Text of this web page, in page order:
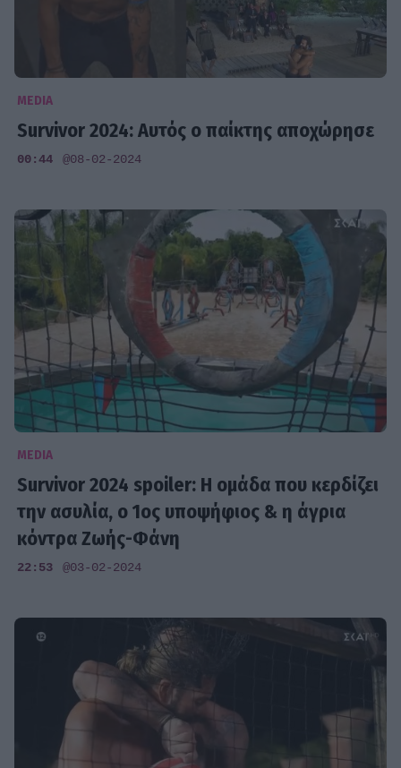
MEDIA
Survivor 2024: Αυτός ο παίκτης αποχώρησε
00:44 @08-02-2024
MEDIA
Survivor 2024 spoiler: H ομάδα που κερδίζει
την ασυλία, ο 1ος υποψήφιος & η άγρια
κόντρα Ζωής-Φάνη
22:53 @03-02-2024